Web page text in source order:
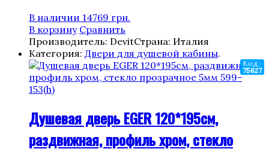
В наличии 14769 грн.
В корзину Сравнить
Производитель: DevitСтрана: Италия
Категория: Двери для душевой кабины.
Код:
75627
Душевая дверь EGER 120*195см,
раздвижная, профиль хром, стекло